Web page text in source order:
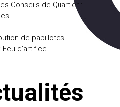
Conseils de Quartier :
de papillotes
d’artifice